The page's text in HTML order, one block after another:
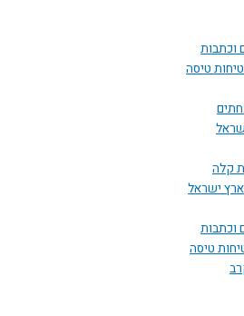
טיסה
טיסה